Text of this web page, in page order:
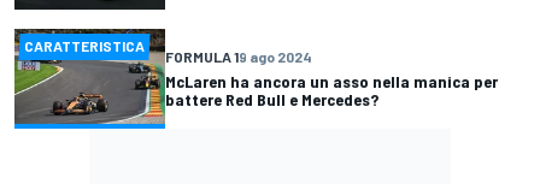
CARATTERISTICA
FORMULA 19 ago 2024
McLaren ha ancora un asso nella manica per
battere Red Bull e Mercedes?